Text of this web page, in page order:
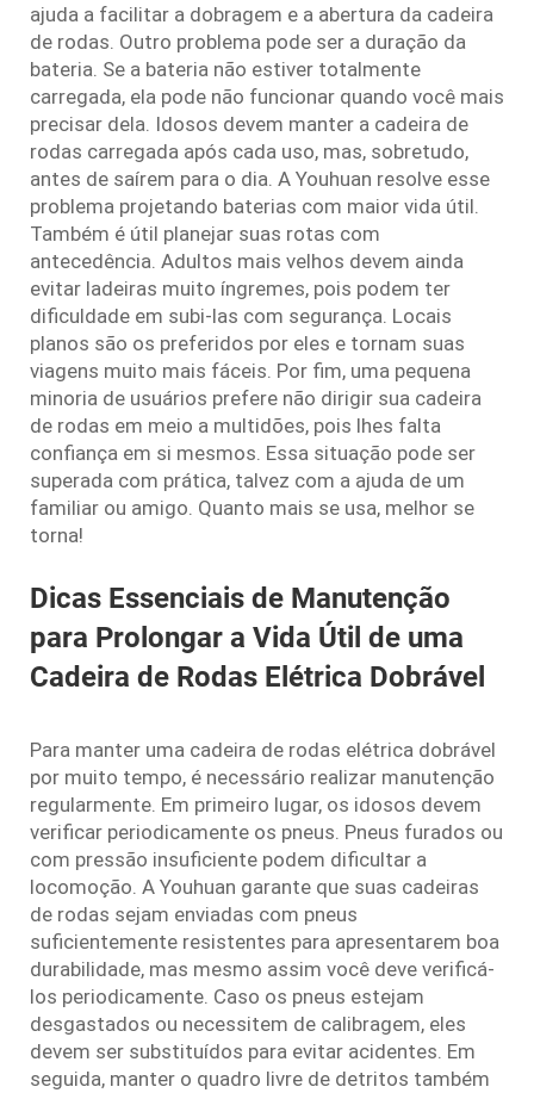
ajuda a facilitar a dobragem e a abertura da cadeira
de rodas. Outro problema pode ser a duração da
bateria. Se a bateria não estiver totalmente
carregada, ela pode não funcionar quando você mais
precisar dela. Idosos devem manter a cadeira de
rodas carregada após cada uso, mas, sobretudo,
antes de saírem para o dia. A Youhuan resolve esse
problema projetando baterias com maior vida útil.
Também é útil planejar suas rotas com
antecedência. Adultos mais velhos devem ainda
evitar ladeiras muito íngremes, pois podem ter
dificuldade em subi-las com segurança. Locais
planos são os preferidos por eles e tornam suas
viagens muito mais fáceis. Por fim, uma pequena
minoria de usuários prefere não dirigir sua cadeira
de rodas em meio a multidões, pois lhes falta
confiança em si mesmos. Essa situação pode ser
superada com prática, talvez com a ajuda de um
familiar ou amigo. Quanto mais se usa, melhor se
torna!
Dicas Essenciais de Manutenção
para Prolongar a Vida Útil de uma
Cadeira de Rodas Elétrica Dobrável
Para manter uma cadeira de rodas elétrica dobrável
por muito tempo, é necessário realizar manutenção
regularmente. Em primeiro lugar, os idosos devem
verificar periodicamente os pneus. Pneus furados ou
com pressão insuficiente podem dificultar a
locomoção. A Youhuan garante que suas cadeiras
de rodas sejam enviadas com pneus
suficientemente resistentes para apresentarem boa
durabilidade, mas mesmo assim você deve verificá-
los periodicamente. Caso os pneus estejam
desgastados ou necessitem de calibragem, eles
devem ser substituídos para evitar acidentes. Em
seguida, manter o quadro livre de detritos também